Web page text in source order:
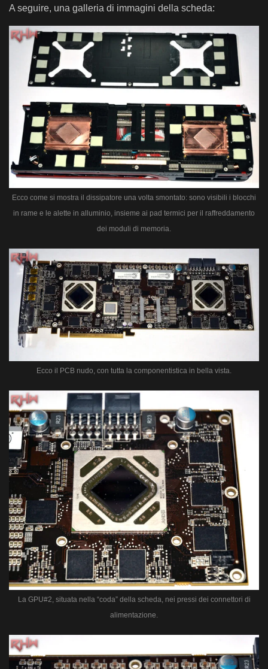
A seguire, una galleria di immagini della scheda:
Ecco come si mostra il dissipatore una volta smontato: sono visibili i blocchi
in rame e le alette in alluminio, insieme ai pad termici per il raffreddamento
dei moduli di memoria.
Ecco il PCB nudo, con tutta la componentistica in bella vista.
La GPU#2, situata nella “coda” della scheda, nei pressi dei connettori di
alimentazione.